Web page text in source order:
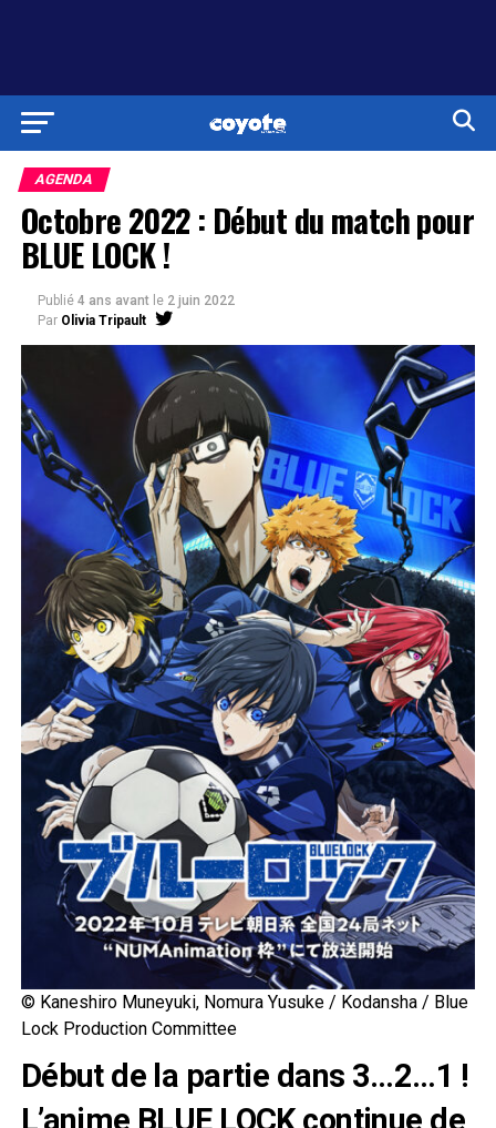
AGENDA
Octobre 2022 : Début du match pour
BLUE LOCK !
Publié 4 ans avant le 2 juin 2022
Par Olivia Tripault
© Kaneshiro Muneyuki, Nomura Yusuke / Kodansha / Blue
Lock Production Committee
Début de la partie dans 3…2…1 !
L’anime BLUE LOCK continue de